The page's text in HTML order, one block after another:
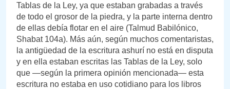
Tablas de la Ley, ya que estaban grabadas a través
de todo el grosor de la piedra, y la parte interna dentro
de ellas debía flotar en el aire (Talmud Babilónico,
Shabat 104a). Más aún, según muchos comentaristas,
la antigüedad de la escritura ashurí no está en disputa
y en ella estaban escritas las Tablas de la Ley, solo
que —según la primera opinión mencionada— esta
escritura no estaba en uso cotidiano para los libros